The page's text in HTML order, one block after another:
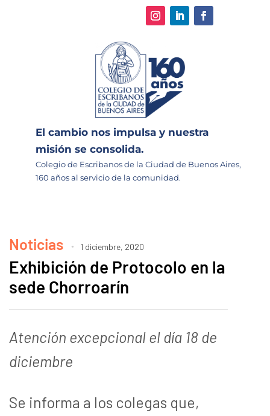
El cambio nos impulsa y nuestra
misión se consolida.
Colegio de Escribanos de la Ciudad de Buenos Aires,
160 años al servicio de la comunidad.
Noticias 1 diciembre, 2020
Exhibición de Protocolo en la
sede Chorroarín
Atención excepcional el día 18 de
diciembre
Se informa a los colegas que,